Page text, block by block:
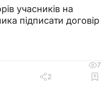
учасників на
підписати договір
7
2